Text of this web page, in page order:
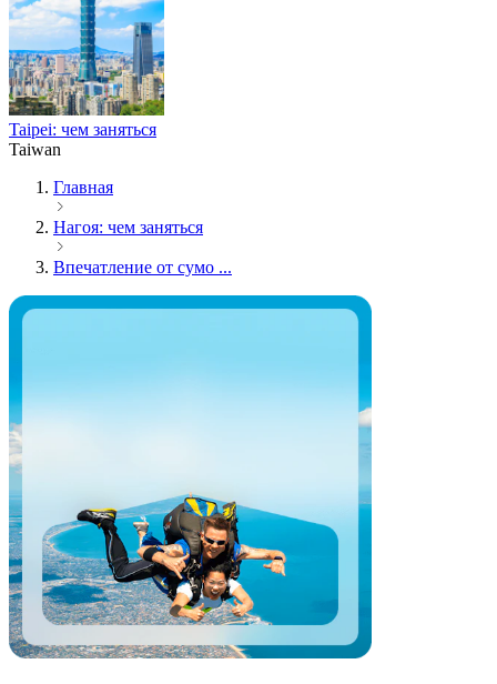
Taipei: чем заняться
Taiwan
Главная
Нагоя: чем заняться
Впечатление от сумо ...